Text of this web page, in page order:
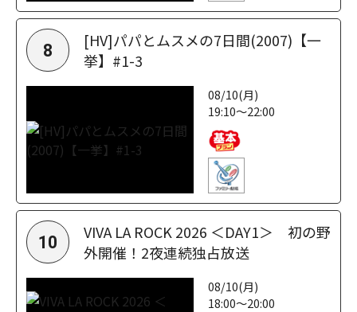
8
[HV]パパとムスメの7日間(2007)【一
挙】#1-3
08/10(月)
19:10～22:00
10
VIVA LA ROCK 2026 ＜DAY1＞ 初の野
外開催！2夜連続独占放送
08/10(月)
18:00～20:00